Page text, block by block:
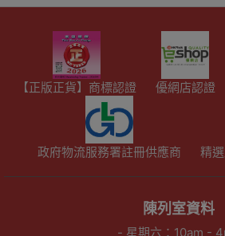
【正版正貨】商標認證 優網店認證
政府物流服務署註冊供應商 精
陳列室資料
- 星期六：10am -